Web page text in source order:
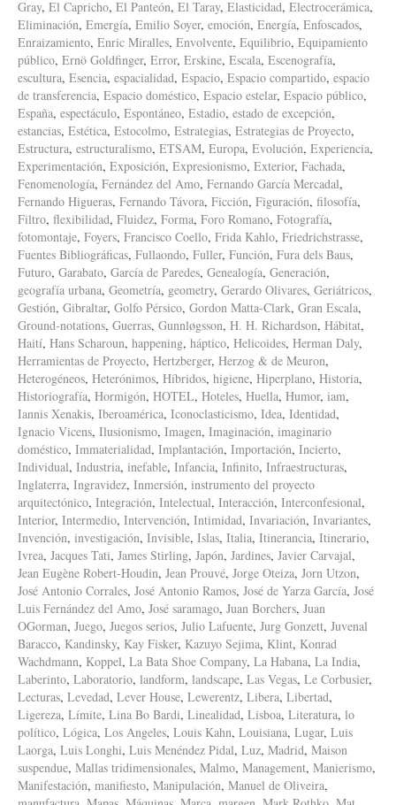
Gray, El Capricho, El Panteón, El Taray, Elasticidad, Electrocerámica,
Eliminación, Emergía, Emilio Soyer, emoción, Energía, Enfoscados,
Enraizamiento, Enric Miralles, Envolvente, Equilibrio, Equipamiento
público, Ernö Goldfinger, Error, Erskine, Escala, Escenografía,
escultura, Esencia, espacialidad, Espacio, Espacio compartido, espacio
de transferencia, Espacio doméstico, Espacio estelar, Espacio público,
España, espectáculo, Espontáneo, Estadio, estado de excepción,
estancias, Estética, Estocolmo, Estrategias, Estrategias de Proyecto,
Estructura, estructuralismo, ETSAM, Europa, Evolución, Experiencia,
Experimentación, Exposición, Expresionismo, Exterior, Fachada,
Fenomenología, Fernández del Amo, Fernando García Mercadal,
Fernando Higueras, Fernando Távora, Ficción, Figuración, filosofía,
Filtro, flexibilidad, Fluidez, Forma, Foro Romano, Fotografía,
fotomontaje, Foyers, Francisco Coello, Frida Kahlo, Friedrichstrasse,
Fuentes Bibliográficas, Fullaondo, Fuller, Función, Fura dels Baus,
Futuro, Garabato, García de Paredes, Genealogía, Generación,
geografía urbana, Geometría, geometry, Gerardo Olivares, Geriátricos,
Gestión, Gibraltar, Golfo Pérsico, Gordon Matta-Clark, Gran Escala,
Ground-notations, Guerras, Gunnløgsson, H. H. Richardson, Hábitat,
Haití, Hans Scharoun, happening, háptico, Helicoides, Herman Daly,
Herramientas de Proyecto, Hertzberger, Herzog & de Meuron,
Heterogéneos, Heterónimos, Híbridos, higiene, Hiperplano, Historia,
Historiografía, Hormigón, HOTEL, Hoteles, Huella, Humor, iam,
Iannis Xenakis, Iberoamérica, Iconoclasticismo, Idea, Identidad,
Ignacio Vicens, Ilusionismo, Imagen, Imaginación, imaginario
doméstico, Immaterialidad, Implantación, Importación, Incierto,
Individual, Industria, inefable, Infancia, Infinito, Infraestructuras,
Inglaterra, Ingravidez, Inmersión, instrumento del proyecto
arquitectónico, Integración, Intelectual, Interacción, Interconfesional,
Interior, Intermedio, Intervención, Intimidad, Invariación, Invariantes,
Invención, investigación, Invisible, Islas, Italia, Itinerancia, Itinerario,
Ivrea, Jacques Tati, James Stirling, Japón, Jardines, Javier Carvajal,
Jean Eugène Robert-Houdin, Jean Prouvé, Jorge Oteiza, Jorn Utzon,
José Antonio Corrales, José Antonio Ramos, José de Yarza García, José
Luis Fernández del Amo, José saramago, Juan Borchers, Juan
OGorman, Juego, Juegos serios, Julio Lafuente, Jurg Gonzett, Juvenal
Baracco, Kandinsky, Kay Fisker, Kazuyo Sejima, Klint, Konrad
Wachdmann, Koppel, La Bata Shoe Company, La Habana, La India,
Laberinto, Laboratorio, landform, landscape, Las Vegas, Le Corbusier,
Lecturas, Levedad, Lever House, Lewerentz, Libera, Libertad,
Ligereza, Límite, Lina Bo Bardi, Linealidad, Lisboa, Literatura, lo
político, Lógica, Los Angeles, Louis Kahn, Louisiana, Lugar, Luis
Laorga, Luis Longhi, Luis Menéndez Pidal, Luz, Madrid, Maison
suspendue, Mallas tridimensionales, Malmo, Management, Manierismo,
Manifestación, manifiesto, Manipulación, Manuel de Oliveira,